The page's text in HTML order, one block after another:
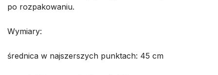
po rozpakowaniu.
Wymiary:
średnica w najszerszych punktach: 45 cm